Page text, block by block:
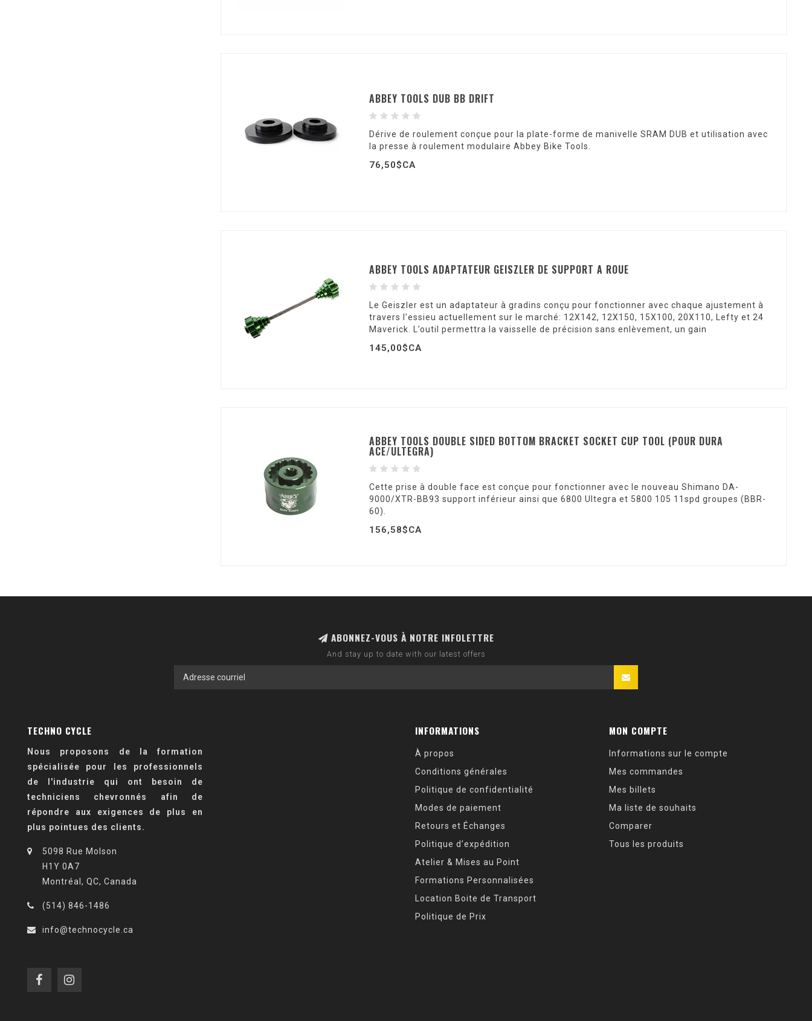
ABBEY TOOLS DUB BB DRIFT
Dérive de roulement conçue pour la plate-forme de manivelle SRAM DUB et utilisation avec
la presse à roulement modulaire Abbey Bike Tools.
76,50$CA
ABBEY TOOLS ADAPTATEUR GEISZLER DE SUPPORT A ROUE
Le Geiszler est un adaptateur à gradins conçu pour fonctionner avec chaque ajustement à
travers l’essieu actuellement sur le marché: 12X142, 12X150, 15X100, 20X110, Lefty et 24
Maverick. L’outil permettra la vaisselle de précision sans enlèvement, un gain
145,00$CA
ABBEY TOOLS DOUBLE SIDED BOTTOM BRACKET SOCKET CUP TOOL (POUR DURA
ACE/ULTEGRA)
Cette prise à double face est conçue pour fonctionner avec le nouveau Shimano DA-
9000/XTR-BB93 support inférieur ainsi que 6800 Ultegra et 5800 105 11spd groupes (BBR-
60).
156,58$CA
ABONNEZ-VOUS À NOTRE INFOLETTRE
And stay up to date with our latest offers
TECHNO CYCLE
Nous proposons de la formation
spécialisée pour les professionnels
de l'industrie qui ont besoin de
techniciens chevronnés afin de
répondre aux exigences de plus en
plus pointues des clients.
5098 Rue Molson
H1Y 0A7
Montréal, QC, Canada
(514) 846-1486
info@technocycle.ca
INFORMATIONS
À propos
Conditions générales
Politique de confidentialité
Modes de paiement
Retours et Échanges
Politique d’expédition
Atelier & Mises au Point
Formations Personnalisées
Location Boite de Transport
Politique de Prix
MON COMPTE
Informations sur le compte
Mes commandes
Mes billets
Ma liste de souhaits
Comparer
Tous les produits